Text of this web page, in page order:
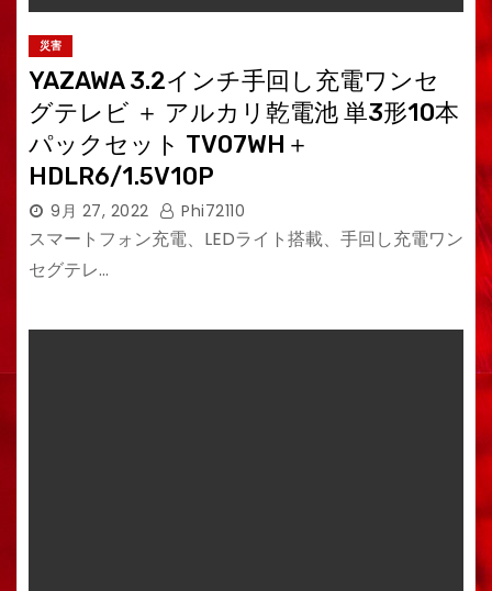
災害
YAZAWA 3.2インチ手回し充電ワンセ
グテレビ ＋ アルカリ乾電池 単3形10本
パックセット TV07WH＋
HDLR6/1.5V10P
9月 27, 2022 Phi72110
スマートフォン充電、LEDライト搭載、手回し充電ワン
セグテレ…